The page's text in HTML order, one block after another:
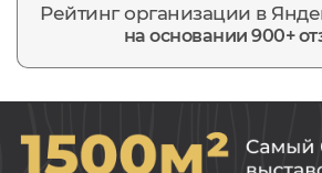
Рейтинг организации в
на основании 900+